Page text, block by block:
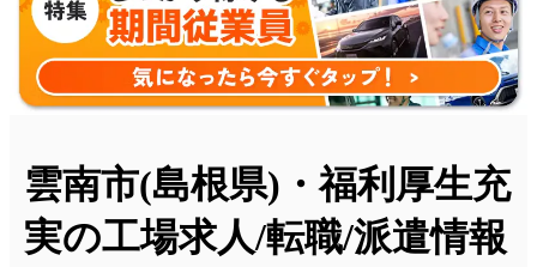
雲南市(島根県)・福利厚生充
実の工場求人/転職/派遣情報